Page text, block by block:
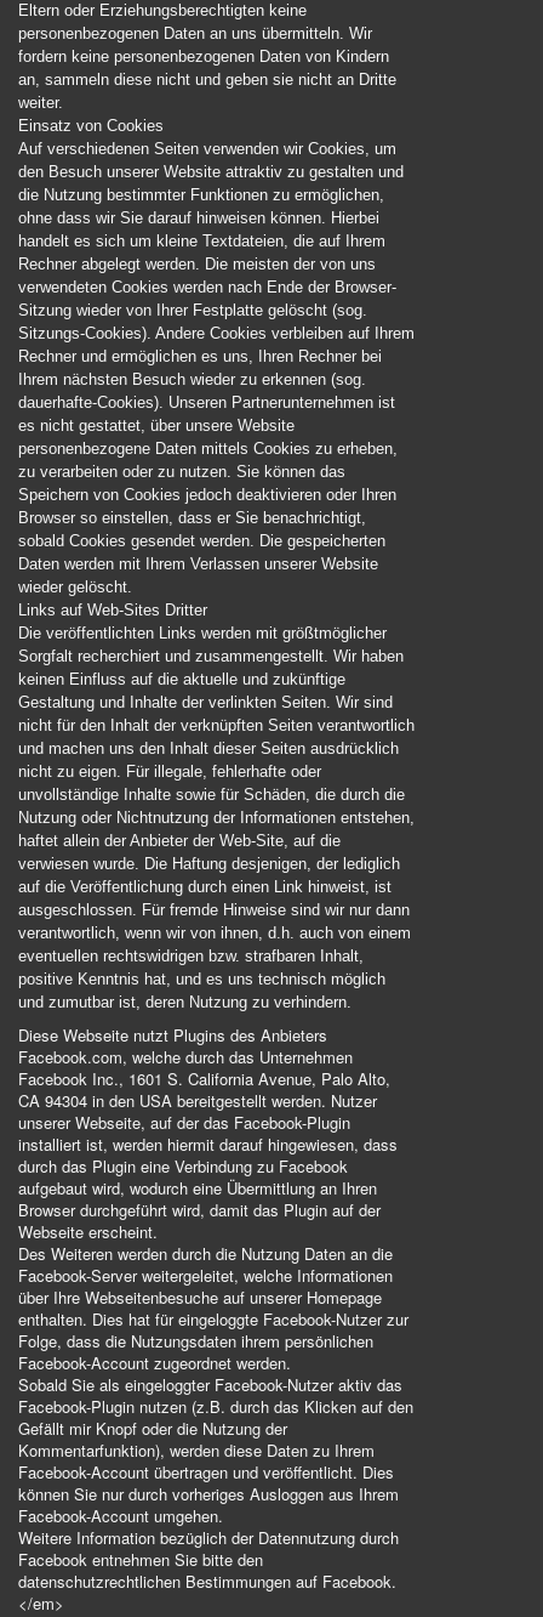
Eltern oder Erziehungsberechtigten keine
personenbezogenen Daten an uns übermitteln. Wir
fordern keine personenbezogenen Daten von Kindern
an, sammeln diese nicht und geben sie nicht an Dritte
weiter.
Einsatz von Cookies
Auf verschiedenen Seiten verwenden wir Cookies, um
den Besuch unserer Website attraktiv zu gestalten und
die Nutzung bestimmter Funktionen zu ermöglichen,
ohne dass wir Sie darauf hinweisen können. Hierbei
handelt es sich um kleine Textdateien, die auf Ihrem
Rechner abgelegt werden. Die meisten der von uns
verwendeten Cookies werden nach Ende der Browser-
Sitzung wieder von Ihrer Festplatte gelöscht (sog.
Sitzungs-Cookies). Andere Cookies verbleiben auf Ihrem
Rechner und ermöglichen es uns, Ihren Rechner bei
Ihrem nächsten Besuch wieder zu erkennen (sog.
dauerhafte-Cookies). Unseren Partnerunternehmen ist
es nicht gestattet, über unsere Website
personenbezogene Daten mittels Cookies zu erheben,
zu verarbeiten oder zu nutzen. Sie können das
Speichern von Cookies jedoch deaktivieren oder Ihren
Browser so einstellen, dass er Sie benachrichtigt,
sobald Cookies gesendet werden. Die gespeicherten
Daten werden mit Ihrem Verlassen unserer Website
wieder gelöscht.
Links auf Web-Sites Dritter
Die veröffentlichten Links werden mit größtmöglicher
Sorgfalt recherchiert und zusammengestellt. Wir haben
keinen Einfluss auf die aktuelle und zukünftige
Gestaltung und Inhalte der verlinkten Seiten. Wir sind
nicht für den Inhalt der verknüpften Seiten verantwortlich
und machen uns den Inhalt dieser Seiten ausdrücklich
nicht zu eigen. Für illegale, fehlerhafte oder
unvollständige Inhalte sowie für Schäden, die durch die
Nutzung oder Nichtnutzung der Informationen entstehen,
haftet allein der Anbieter der Web-Site, auf die
verwiesen wurde. Die Haftung desjenigen, der lediglich
auf die Veröffentlichung durch einen Link hinweist, ist
ausgeschlossen. Für fremde Hinweise sind wir nur dann
verantwortlich, wenn wir von ihnen, d.h. auch von einem
eventuellen rechtswidrigen bzw. strafbaren Inhalt,
positive Kenntnis hat, und es uns technisch möglich
und zumutbar ist, deren Nutzung zu verhindern.
Diese Webseite nutzt Plugins des Anbieters
Facebook.com, welche durch das Unternehmen
Facebook Inc., 1601 S. California Avenue, Palo Alto,
CA 94304 in den USA bereitgestellt werden. Nutzer
unserer Webseite, auf der das Facebook-Plugin
installiert ist, werden hiermit darauf hingewiesen, dass
durch das Plugin eine Verbindung zu Facebook
aufgebaut wird, wodurch eine Übermittlung an Ihren
Browser durchgeführt wird, damit das Plugin auf der
Webseite erscheint.
Des Weiteren werden durch die Nutzung Daten an die
Facebook-Server weitergeleitet, welche Informationen
über Ihre Webseitenbesuche auf unserer Homepage
enthalten. Dies hat für eingeloggte Facebook-Nutzer zur
Folge, dass die Nutzungsdaten ihrem persönlichen
Facebook-Account zugeordnet werden.
Sobald Sie als eingeloggter Facebook-Nutzer aktiv das
Facebook-Plugin nutzen (z.B. durch das Klicken auf den
Gefällt mir Knopf oder die Nutzung der
Kommentarfunktion), werden diese Daten zu Ihrem
Facebook-Account übertragen und veröffentlicht. Dies
können Sie nur durch vorheriges Ausloggen aus Ihrem
Facebook-Account umgehen.
Weitere Information bezüglich der Datennutzung durch
Facebook entnehmen Sie bitte den
datenschutzrechtlichen Bestimmungen auf Facebook.
</em>